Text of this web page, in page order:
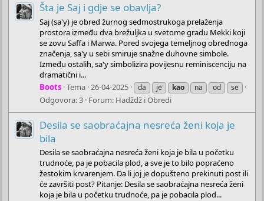
Šta je Saj i gdje se obavlja?
Saj (sa'y) je obred žurnog sedmostrukoga prelaženja
prostora između dva brežuljka u svetome gradu Mekki koji
se zovu Saffa i Marwa. Pored svojega temeljnog obrednoga
značenja, sa'y u sebi smiruje snažne duhovne simbole.
Između ostalih, sa'y simbolizira povijesnu reminiscenciju na
dramatični i...
Boots Tema 26-04-2025 da je kao na od se
Odgovora: 3 Forum: Hadždž i Obredi
Desila se saobraćajna nesreća ženi koja je
bila
Desila se saobraćajna nesreća ženi koja je bila u početku
trudnoće, pa je pobacila plod, a sve je to bilo popraćeno
žestokim krvarenjem. Da li joj je dopušteno prekinuti post ili
će završiti post? Pitanje: Desila se saobraćajna nesreća ženi
koja je bila u početku trudnoće, pa je pobacila plod...